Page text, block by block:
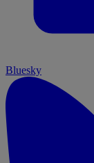
Bluesky